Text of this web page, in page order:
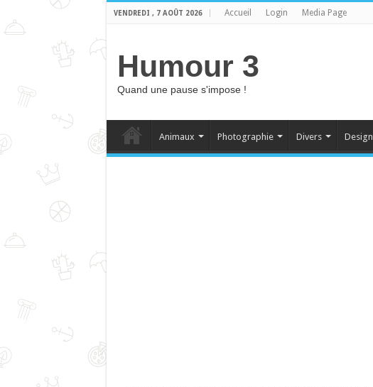
VENDREDI , 7 AOÛT 2026 Accueil Login Media Page
Humour 3
Quand une pause s'impose !
Animaux Photographie Divers Design